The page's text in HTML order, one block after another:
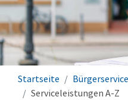
Startseite Bürgerservice
Serviceleistungen A-Z